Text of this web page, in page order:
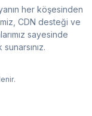
her köşesinden
CDN desteği ve
sayesinde